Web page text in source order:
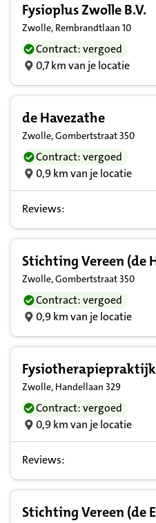
Fysioplus Zwolle B.V.
Zwolle, Rembrandtlaan 10
Contract: vergoed
0,7 km van je locatie
de Havezathe
Zwolle, Gombertstraat 350
Contract: vergoed
0,9 km van je locatie
Reviews:
Stichting Vereen (de
Zwolle, Gombertstraat 350
Contract: vergoed
0,9 km van je locatie
Zwolle, Handellaan 329
Contract: vergoed
0,9 km van je locatie
Reviews:
Stichting Vereen (de